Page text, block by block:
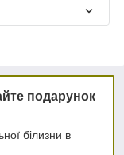
подарунок
білизни в